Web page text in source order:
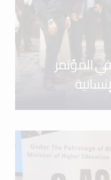
المؤتمر